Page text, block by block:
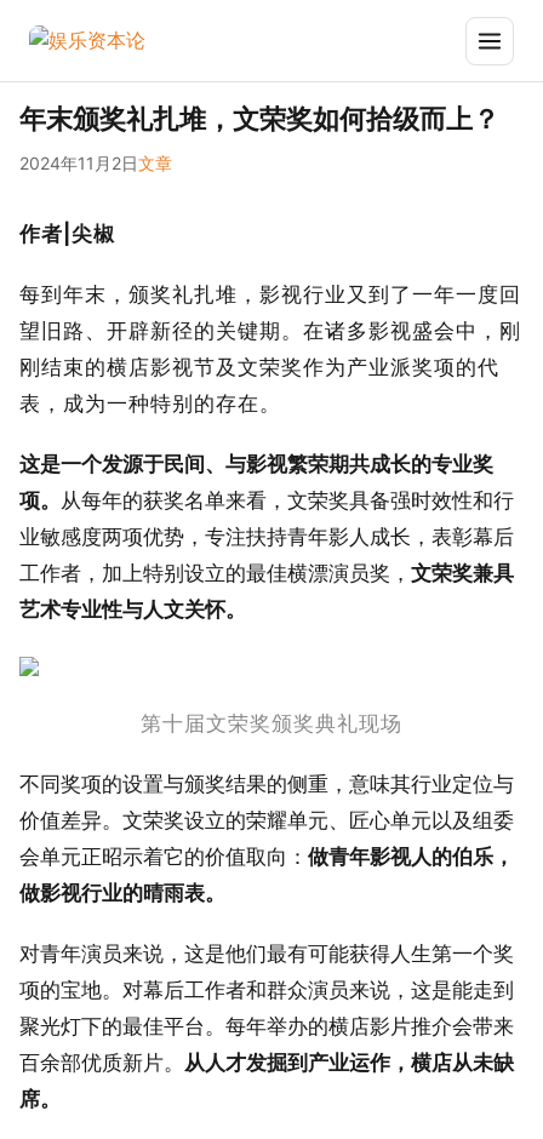
年末颁奖礼扎堆，文荣奖如何拾级而上？
2024年11月2日文章
作者|尖椒
每到年末，颁奖礼扎堆，影视行业又到了一年一度回
望旧路、开辟新径的关键期。在诸多影视盛会中，刚
刚结束的横店影视节及文荣奖作为产业派奖项的代
表，成为一种特别的存在。
这是一个发源于民间、与影视繁荣期共成长的专业奖
项。 从每年的获奖名单来看，文荣奖具备强时效性和行
业敏感度两项优势，专注扶持青年影人成长，表彰幕后
工作者，加上特别设立的最佳横漂演员奖， 文荣奖兼具
艺术专业性与人文关怀。
第十届文荣奖颁奖典礼现场
不同奖项的设置与颁奖结果的侧重，意味其行业定位与
价值差异。文荣奖设立的荣耀单元、匠心单元以及组委
会单元正昭示着它的价值取向： 做青年影视人的伯乐，
做影视行业的晴雨表。
对青年演员来说，这是他们最有可能获得人生第一个奖
项的宝地。对幕后工作者和群众演员来说，这是能走到
聚光灯下的最佳平台。每年举办的横店影片推介会带来
百余部优质新片。 从人才发掘到产业运作，横店从未缺
席。